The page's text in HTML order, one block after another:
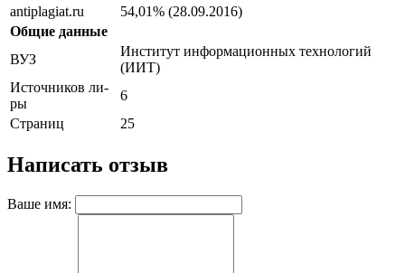
antiplagiat.ru
54,01% (28.09.2016)
Общие данные
ВУЗ
Институт информационных технологий
(ИИТ)
Источников ли-
ры
6
Страниц
25
Написать отзыв
Ваше имя: